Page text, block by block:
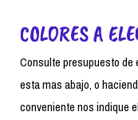
COLORES A
Consulte presupuesto de
esta mas abajo, o
conveniente nos indique